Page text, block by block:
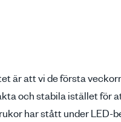
är att vi de första
och stabila istället för
har stått under LED-